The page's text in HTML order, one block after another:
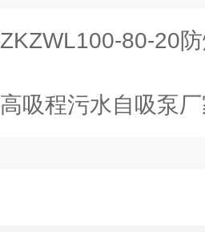
ZKZWL100-80-20防爆真空
高吸程污水自吸泵